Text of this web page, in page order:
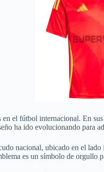
el fútbol internacional. En
ha ido evolucionando para
nacional, ubicado en el
es un símbolo de